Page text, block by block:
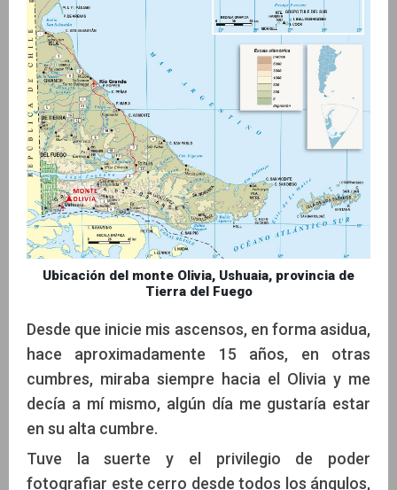
Ubicación del monte Olivia, Ushuaia, provincia de
Tierra del Fuego
Desde que inicie mis ascensos, en forma asidua,
hace aproximadamente 15 años, en otras
cumbres, miraba siempre hacia el Olivia y me
decía a mí mismo, algún día me gustaría estar
en su alta cumbre.
Tuve la suerte y el privilegio de poder
fotografiar este cerro desde todos los ángulos,